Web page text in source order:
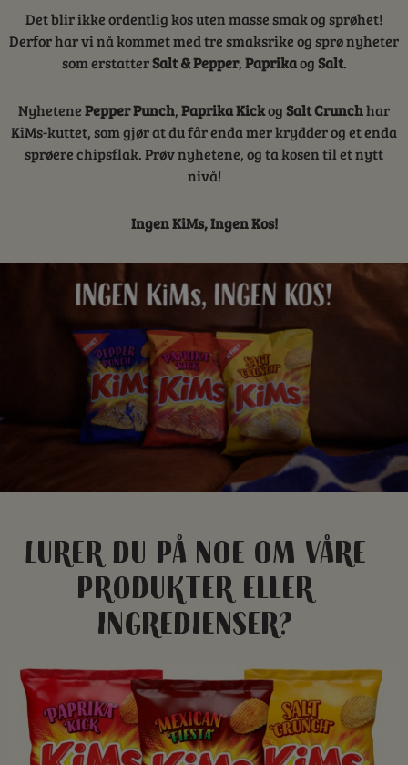
Det blir ikke ordentlig kos uten masse smak og sprøhet!
Derfor har vi nå kommet med tre smaksrike og sprø nyheter
som erstatterSalt & Pepper,PaprikaogSalt.
NyhetenePepper Punch,Paprika KickogSalt Crunchhar
KiMs-kuttet, som gjør at du får enda mer krydder og et enda
sprøere chipsflak. Prøv nyhetene, og ta kosen til et nytt
nivå!
Ingen KiMs, Ingen Kos!
Lurer du på noe om våre
produkter eller
ingredienser?